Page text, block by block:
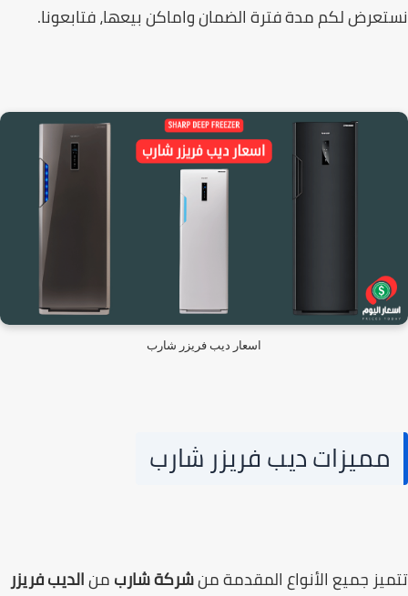
لكم مدة فترة الضمان واماكن بيعها، فتابعونا.
اسعار ديب فريزر شارب
مميزات ديب فريزر شارب
جميع الأنواع المقدمة منشركة شاربمنالديب فريزر